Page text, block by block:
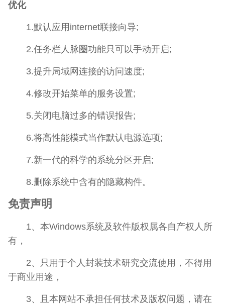
优化
1.默认应用internet联接向导;
2.任务栏人脉圈功能只可以手动开启;
3.提升局域网连接的访问速度;
4.修改开始菜单的服务设置;
5.关闭电脑过多的错误报告;
6.将高性能模式当作默认电源选项;
7.新一代的科学的系统分区开启;
8.删除系统中含有的隐藏构件。
免责声明
1、本Windows系统及软件版权属各自产权人所
有，
2、只用于个人封装技术研究交流使用，不得用
于商业用途，
3、且本网站不承担任何技术及版权问题，请在